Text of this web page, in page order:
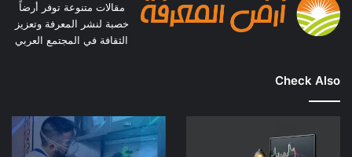
مقالات متنوعة توفر أرضاً
خصبة لنشر المعرفة وتعزيز
الثقافة في المجتمع العربي
Check Also